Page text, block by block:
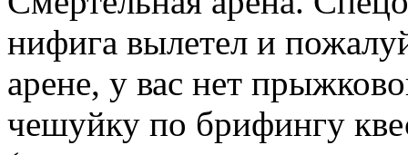
нифига вылетел и
арене, у вас нет
чешуйку по брифингу